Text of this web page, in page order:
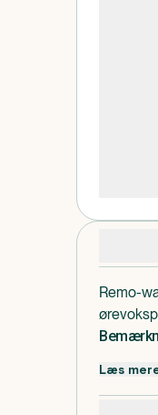
Remo-
allergisk
Læs